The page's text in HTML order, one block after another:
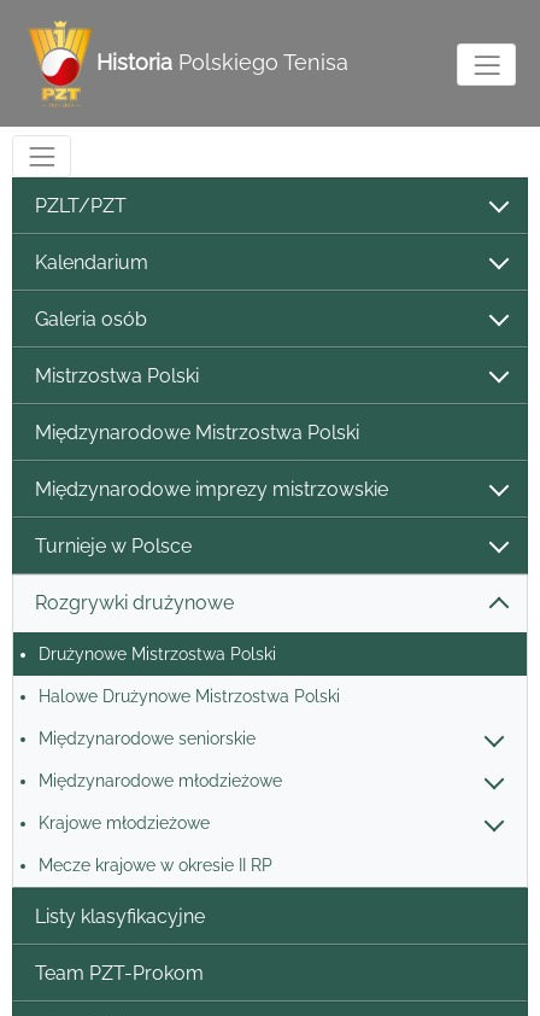
Historia Polskiego Tenisa
PZLT/PZT
Kalendarium
Galeria osób
Mistrzostwa Polski
Międzynarodowe Mistrzostwa Polski
Międzynarodowe imprezy mistrzowskie
Turnieje w Polsce
Rozgrywki drużynowe
Drużynowe Mistrzostwa Polski
Halowe Drużynowe Mistrzostwa Polski
Międzynarodowe seniorskie
Międzynarodowe młodzieżowe
Krajowe młodzieżowe
Mecze krajowe w okresie II RP
Listy klasyfikacyjne
Team PZT-Prokom